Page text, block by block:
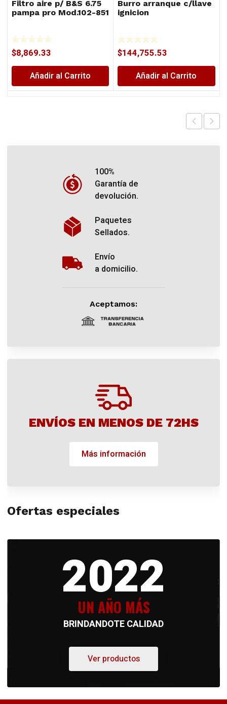
Filtro aire p/ B&S 6.75
pampa pro Mod.102-851
$8,869.33
Añadir al Carrito
Burro arranque c/llave
ignicion
$144,755.53
Añadir al Carrito
100%
Garantía de
devolución.
Paquetes
Sellados.
Envío
a domicilio.
Aceptamos:
ENVÍOS EN MENOS DE 72HS
Más información
Ofertas especiales
2022
UN AÑO MÁS
BRINDANDOTE CALIDAD
Ver productos